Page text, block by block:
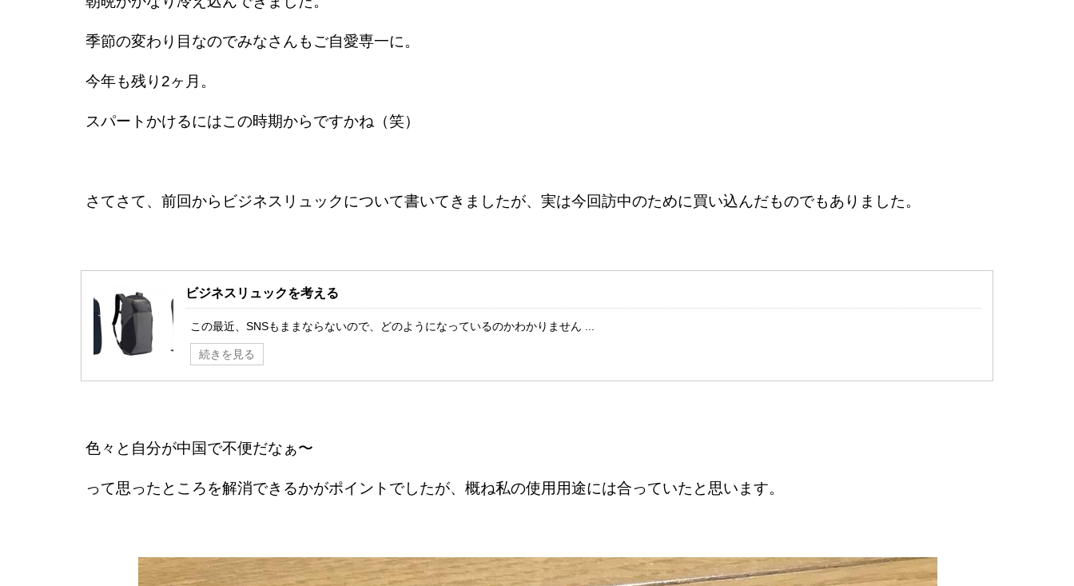
季節の変わり目なのでみなさんもご自愛専一に。
今年も残り2ヶ月。
スパートかけるにはこの時期からですかね（笑）
さてさて、前回からビジネスリュックについて書いてきましたが、実は今回訪中のために買い込んだものでもありました。
ビジネスリュックを考える
この最近、SNSもままならないので、どのようになっているのかわかりません ...
続きを見る
色々と自分が中国で不便だなぁ〜
って思ったところを解消できるかがポイントでしたが、概ね私の使用用途には合っていたと思います。